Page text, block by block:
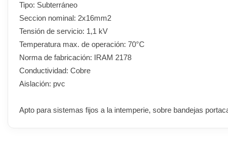
Tipo: Subterráneo
Seccion nominal: 2x16mm2
Tensión de servicio: 1,1 kV
Temperatura max. de operación: 70°C
Norma de fabricación: IRAM 2178
Conductividad: Cobre
Aislación: pvc
Apto para sistemas fijos a la intemperie, sobre bandejas